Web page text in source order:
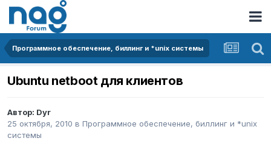
Программное обеспечение, биллинг и *unix системы
Ubuntu netboot для клиентов
Автор: Dyr
25 октября, 2010 в Программное обеспечение, биллинг и *unix
системы